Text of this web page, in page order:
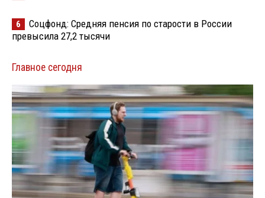
6
Соцфонд: Средняя пенсия по старости в России
превысила 27,2 тысячи
Главное сегодня